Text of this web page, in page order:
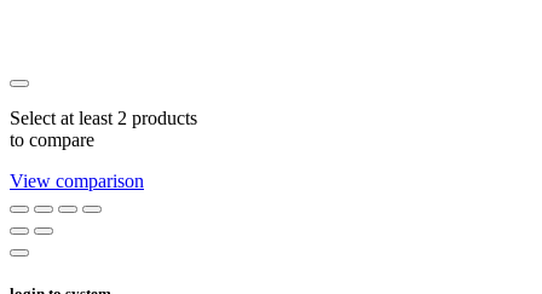
Select at least 2 products
to compare
View comparison